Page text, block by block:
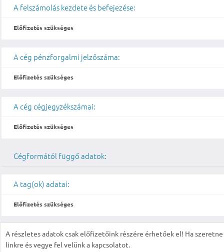
A felszámolás kezdete és befejezése:
Előfizetés szükséges
A cég pénzforgalmi jelzőszáma:
Előfizetés szükséges
A cég cégjegyzékszámai:
Előfizetés szükséges
Cégformától függő adatok:
A tag(ok) adatai:
Előfizetés szükséges
A részletes adatok csak előfizetőink részére érhetőek el! Ha
linkre és vegye fel velünk a kapcsolatot.